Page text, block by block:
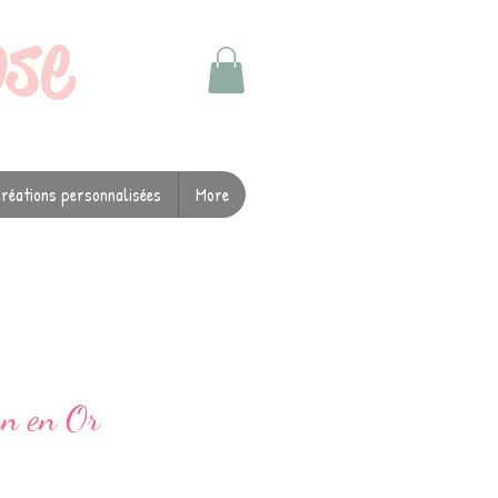
personnalisées More
en Or